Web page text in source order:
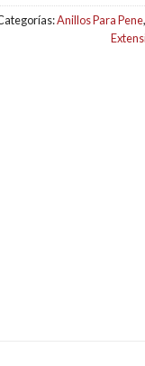
Anillos Para Pene,